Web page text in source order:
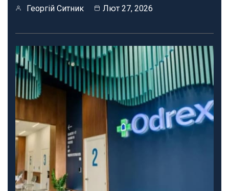
Георгій Ситник Лют 27, 2026